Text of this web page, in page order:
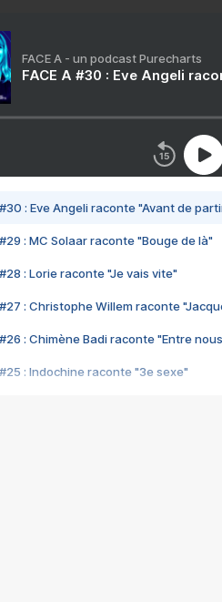
FACE A - un podcast Purecharts
FACE A #30 : Eve Angeli
#30 : Eve Angeli raconte "Avant de
#29 : MC Solaar raconte "Bouge de là"
#28 : Lorie raconte "Je vais vite"
#27 : Christophe Willem raconte
#26 : Chimène Badi raconte "Entre
#25 : Indochine raconte "3e sexe"